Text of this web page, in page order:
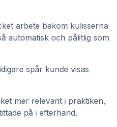
arbete bakom kulisserna
automatisk och pålitlig som
spår kunde visas
mer relevant i praktiken,
på i efterhand.